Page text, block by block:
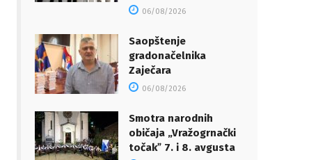
06/08/2026
Saopštenje
gradonačelnika
Zaječara
06/08/2026
Smotra narodnih
običaja „Vražogrnački
točakˮ 7. i 8. avgusta